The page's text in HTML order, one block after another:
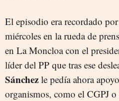
El episodio era recordado por
miércoles en la rueda de
en La Moncloa con el
líder del PP que tras ese
Sánchez le pedía ahora
organismos, como el CGPJ